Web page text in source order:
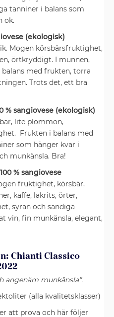
tanniner i balans som
ok.
(ekologisk)
Mogen körsbärsfruktighet,
örtkryddigt. I munnen,
med frukten, torra
Trots det, ett bra
% sangiovese (ekologisk)
lite plommon,
Frukten i balans med
som hänger kvar i
munkänsla. Bra!
% sangiovese
fruktighet, körsbär,
kaffe, lakrits, örter,
syran och sandiga
vin, fin munkänsla, elegant,
Chianti Classico
angenäm munkänsla”.
(alla kvalitetsklasser)
att prova och här följer